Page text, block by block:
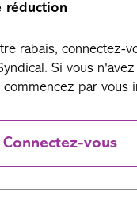
réduction
rabais, connectez-
Si vous
commencez par vous
Connectez-vous